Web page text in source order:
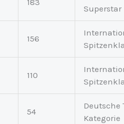
183
Superstar
156
110
54
Deutsche
Kategorie